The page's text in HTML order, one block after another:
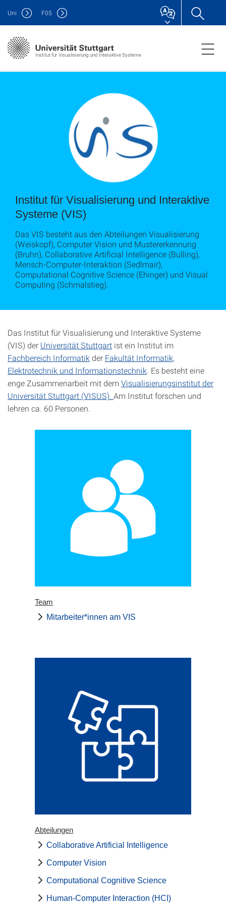
Institut für Visualisierung und Interaktive Systeme
Uni F05
Institut für Visualisierung und Interaktive
Systeme (VIS)
Das VIS besteht aus den Abteilungen Visualisierung
(Weiskopf), Computer Vision und Mustererkennung
(Bruhn), Collaborative Artificial Intelligence (Bulling),
Mensch-Computer-Interaktion (Sedlmair),
Computational Cognitive Science (Ehinger) und Visual
Computing (Schmalstieg).
Das Institut für Visualisierung und InteraktiveSysteme
(VIS) der Universität Stuttgart ist ein Institut im
Fachbereich Informatikder Fakultät Informatik,
Elektrotechnik und Informationstechnik . Es besteht eine
enge Zusammenarbeit mit dem Visualisierungsinstitut der
Universität Stuttgart (VISUS). Am Institut forschen und
lehren ca. 60 Personen.
Team
Mitarbeiter*innen am VIS
Abteilungen
Collaborative Artificial Intelligence
Computer Vision
Computational Cognitive Science
Human-Computer Interaction (HCI)